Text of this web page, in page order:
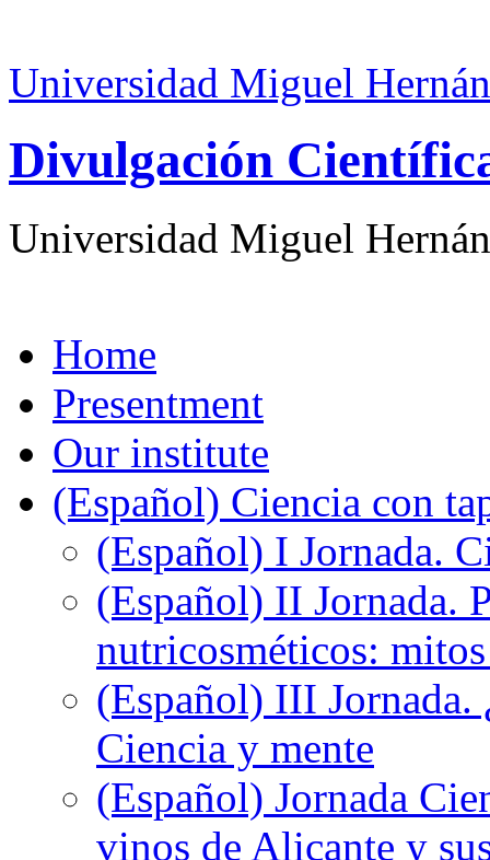
Universidad Miguel
Divulgación
Universidad Miguel
Home
Presentment
Our institute
(Español) Ciencia con
(Español) I Jornada.
(Español) II Jornada.
nutricosméticos:
(Español) III Jornada.
Ciencia y mente
(Español) Jornada
vinos de Alicante y